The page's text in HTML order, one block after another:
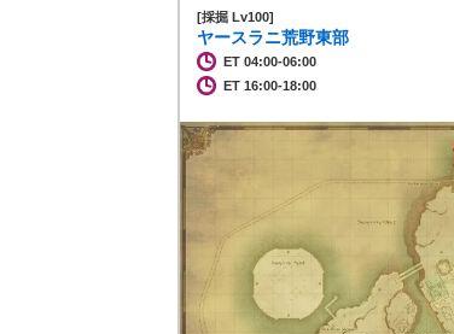
[採掘 Lv100]
ヤースラニ荒野東部
ET 04:00-06:00
ET 16:00-18:00